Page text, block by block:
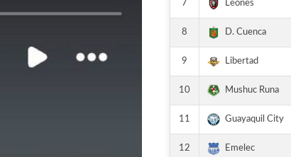
7 Leones
8 D. Cuenca
9 Libertad
10 Mushuc Runa
11 Guayaquil City
12 Emelec